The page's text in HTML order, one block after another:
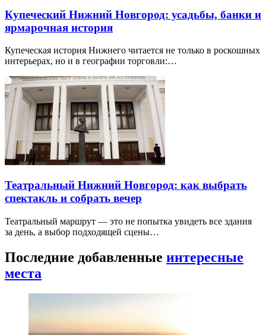
Купеческий Нижний Новгород: усадьбы, банки и
ярмарочная история
Купеческая история Нижнего читается не только в роскошных
интерьерах, но и в географии торговли:…
Театральный Нижний Новгород: как выбрать
спектакль и собрать вечер
Театральный маршрут — это не попытка увидеть все здания
за день, а выбор подходящей сцены…
Последние добавленные интересные
места